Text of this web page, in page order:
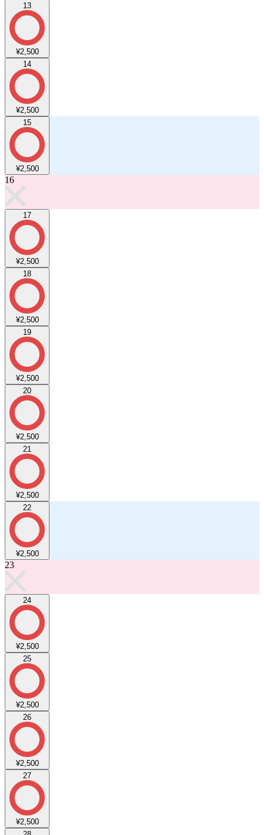
13
¥2,500
14
¥2,500
15
¥2,500
16
17
¥2,500
18
¥2,500
19
¥2,500
20
¥2,500
21
¥2,500
22
¥2,500
23
24
¥2,500
25
¥2,500
26
¥2,500
27
¥2,500